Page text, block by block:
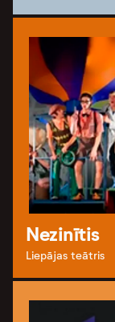
Nezinītis
Liepājas teātris